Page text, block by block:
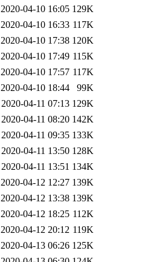
2020-04-10 16:05 129K
2020-04-10 16:33 117K
2020-04-10 17:38 120K
2020-04-10 17:49 115K
2020-04-10 17:57 117K
2020-04-10 18:44
99K
2020-04-11 07:13 129K
2020-04-11 08:20 142K
2020-04-11 09:35 133K
2020-04-11 13:50 128K
2020-04-11 13:51 134K
2020-04-12 12:27 139K
2020-04-12 13:38 139K
2020-04-12 18:25 112K
2020-04-12 20:12 119K
2020-04-13 06:26 125K